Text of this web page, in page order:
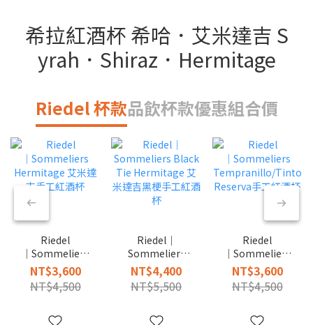
希拉紅酒杯 希哈．艾米達吉 S
yrah．Shiraz．Hermitage
Riedel 杯款品飲杯款優惠組合價
Riedel
│Sommeliers
Hermitage 艾米
達吉手工紅酒杯
NT$3,600
NT$4,500
Riedel｜
Sommeliers
Black Tie
Hermitage 艾米
達吉黑梗手工紅
NT$4,400
NT$5,500
Riedel
│Sommeliers
Tempranillo/Tinto
Reserva手工紅
酒杯
NT$3,600
NT$4,500